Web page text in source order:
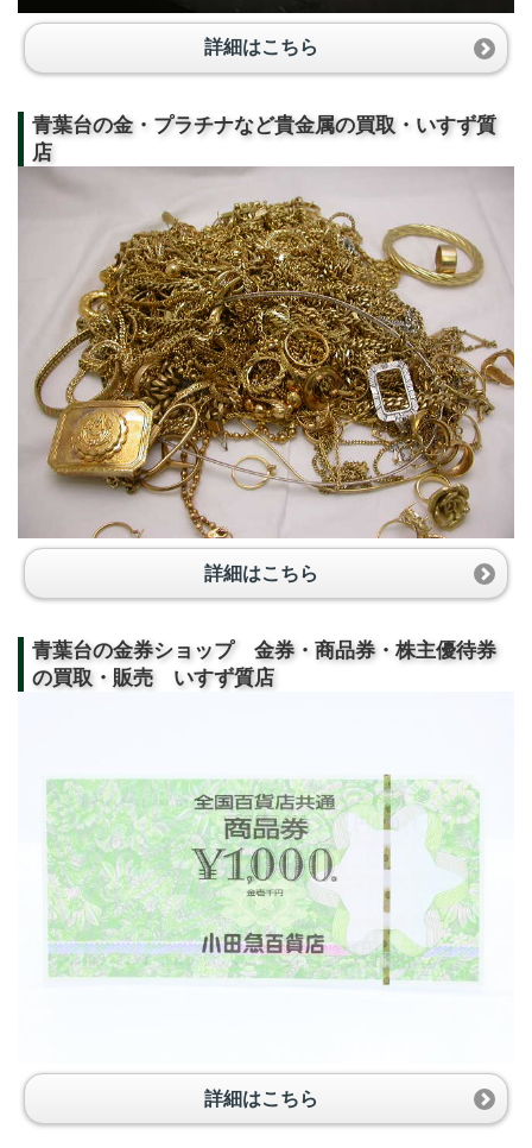
詳細はこちら
青葉台の金・プラチナなど貴金属の買取・いすず質
店
詳細はこちら
青葉台の金券ショップ 金券・商品券・株主優待券
の買取・販売 いすず質店
詳細はこちら